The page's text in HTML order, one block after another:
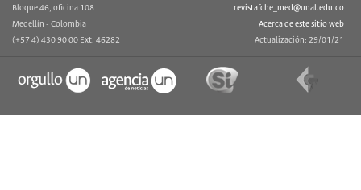
Bloque 46, oficina 108
Medellín - Colombia
(+57 4) 430 90 00 Ext. 46282
revistafche_med@unal.edu.co
Acerca de este sitio web
Actualización: 29/01/21